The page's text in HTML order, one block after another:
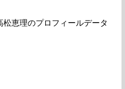
松恵理のプロフィールデータ